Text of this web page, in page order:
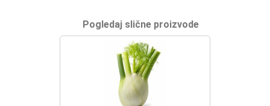
Pogledaj slične proizvode